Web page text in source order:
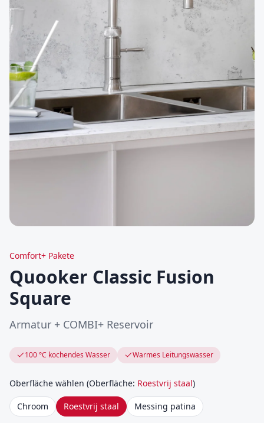
Comfort+ Pakete
Quooker Classic Fusion
Square
Armatur + COMBI+ Reservoir
100 °C kochendes Wasser Warmes Leitungswasser
Oberfläche wählen (Oberfläche: Roestvrij staal)
Chroom Roestvrij staal Messing patina